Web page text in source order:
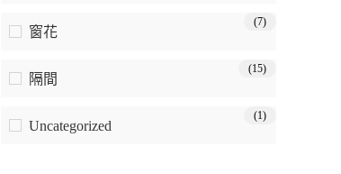
窗花
(7)
隔間
(15)
Uncategorized
(1)